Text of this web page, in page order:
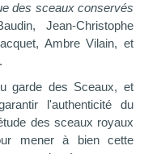
des sceaux conservés
Jean-Christophe
Ambre Vilain, et
garde des Sceaux, et
l'authenticité du
des sceaux royaux
mener à bien cette